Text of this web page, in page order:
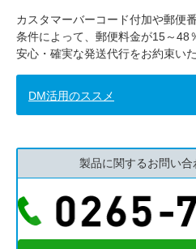
カスタマーバーコード付加や郵便
条件によって、郵便料金が15～48
安心・確実な発送代行をお約束いた
DM活用のススメ
製品に関するお問い合